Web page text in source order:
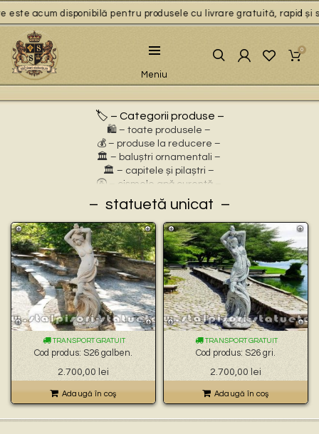
acum disponibilă pentru produsele cu livrare gratuită, rapid și
Meniu
0
🏷️ – Categorii produse –
🛍️ – toate produsele –
💰 – produse la reducere –
🏛 – baluștri ornamentali –
🏛 – capitele și pilaștri –
🚰 – cișmele apă curentă –
⛲ – fântâni arteziene –
🎀 – idei de cadouri –
🪴 – jardiniere cu personaje –
🌸 – jardiniere pentru flori –
🏗 – socluri și stative –
🦌 – statuete animale sălbatice –
🐕 – statuete animale domestice –
🧘 – statuete buddha –
🧺 – statuete cu coșulețe –
🐉 – statuete gargoyles –
👼 – statuete religioase și îngerași –
🦜 – statuete păsări –
💧 – statuete pentru fântâni –
🍄 – statuete pitici și troli –
🏺 – vaze pentru flori –
statuetă unicat
TRANSPORT GRATUIT
Cod produs: S26 galben.
2.700,00 lei
Adaugă în coş
TRANSPORT GRATUIT
Cod produs: S26 gri.
2.700,00 lei
Adaugă în coş